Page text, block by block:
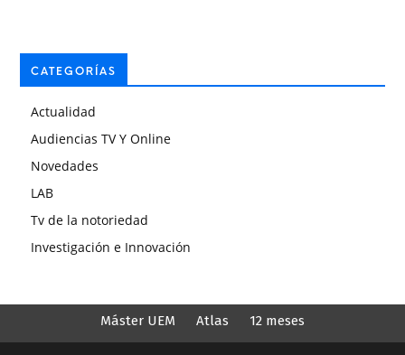
CATEGORÍAS
Actualidad
Audiencias TV Y Online
Novedades
LAB
Tv de la notoriedad
Investigación e Innovación
Máster UEM Atlas 12 meses